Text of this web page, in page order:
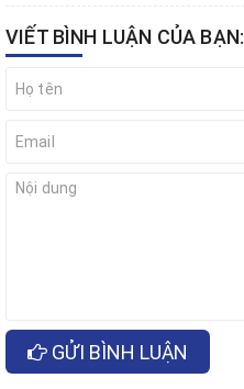
VIẾT BÌNH LUẬN CỦA BẠN:
GỬI BÌNH LUẬN